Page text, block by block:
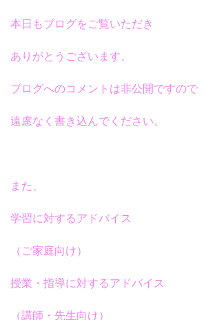
本日もブログをご覧いただき
ありがとうございます。
ブログへのコメントは非公開ですので
遠慮なく書き込んでください。
また、
学習に対するアドバイス
（ご家庭向け）
授業・指導に対するアドバイス
（講師・先生向け）